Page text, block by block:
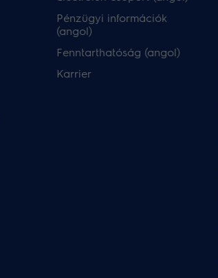
Pénzügyi információk
(angol)
Fenntarthatóság (angol)
Karrier